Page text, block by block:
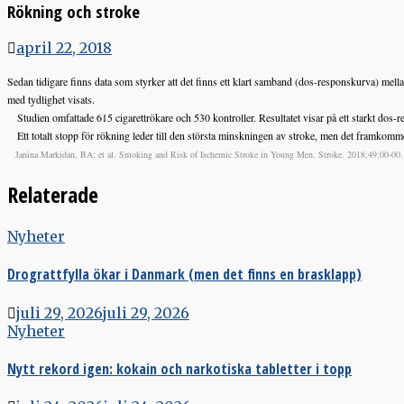
Rökning och stroke
april 22, 2018
Sedan tidigare finns data som styrker att det finns ett klart samband (dos-responskurva)
med tydlighet visats.
Studien omfattade 615 cigarettrökare och 530 kontroller. Resultatet visar på ett starkt
Ett totalt stopp för rökning leder till den största minskningen av stroke, men det
Janina Markidan, BA; et al. Smoking and Risk of Ischemic Stroke in Young Men. Stroke. 2018;49:00-
Relaterade
Nyheter
Drograttfylla ökar i Danmark (men det finns en brasklapp)
juli 29, 2026juli 29, 2026
Nyheter
Nytt rekord igen: kokain och narkotiska tabletter i topp